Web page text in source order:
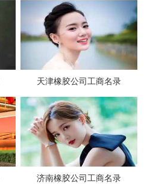
天津橡胶公司工商名录
济南橡胶公司工商名录